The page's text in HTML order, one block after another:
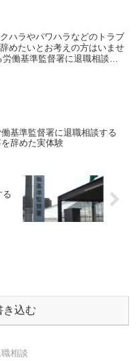
ハラやパワハラなどのトラブ
めたいとお考えの方はいませ
働基準監督署に退職相談を
基準監督署に退職相談する
辞めた実体験
る
き込む
相談